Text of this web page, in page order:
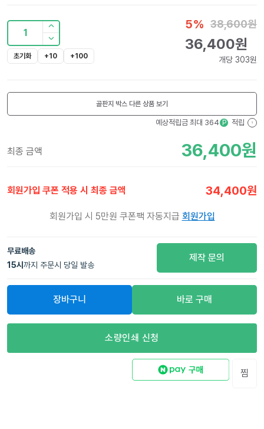
1
초기화 +10 +100
5% 38,600원
36,400원
개당 303원
골판지 박스 다른 상품 보기
예상적립금 최대 364 P 적립 ?
최종 금액 36,400원
회원가입 쿠폰 적용 시 최종 금액 34,400원
회원가입 시 5만원 쿠폰팩 자동지급 회원가입
무료배송
15시 까지 주문시 당일 발송
제작 문의
장바구니 바로 구매
소량인쇄 신청
찜